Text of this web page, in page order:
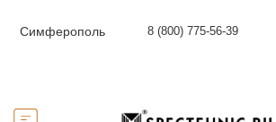
Симферополь 8 (800) 775-56-39